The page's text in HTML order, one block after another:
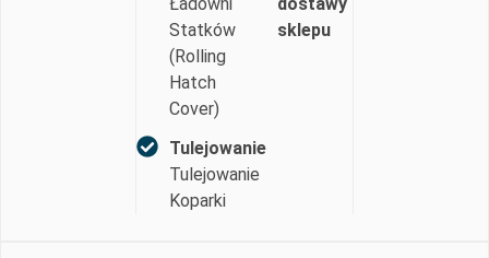
Statków
(Rolling
Hatch
Cover)
Tulejowanie
Tulejowanie
Koparki
sklepu